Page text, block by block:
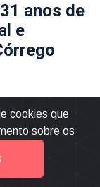
anos de
e
cookies que
sobre os